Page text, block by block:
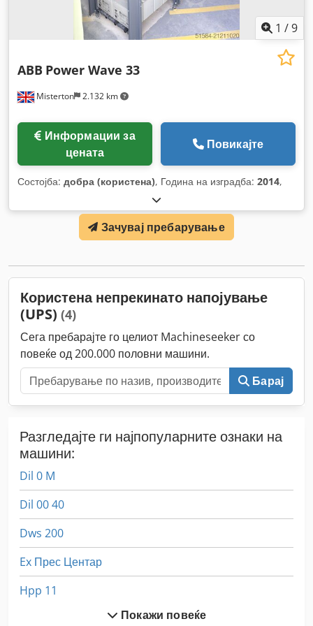
1 /9
Misterton 2.132 km
ABB Power Wave 33
цената
Повикајте
Состојба: добра (користена), Година на изградба: 2014,
Зачувај пребарување
Користена непрекинато напојување
(UPS) (4)
Сега пребарајте го целиот Machineseeker со
повеќе од 200.000 половни машини.
Барај
Разгледајте ги најпопуларните ознаки на
машини:
Dil 0 M
Dil 00 40
Dws 200
Ex Прес Центар
Hpp 11
Покажи повеќе